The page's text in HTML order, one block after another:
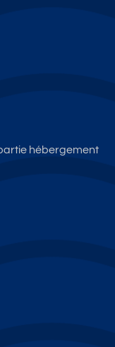
hébergement